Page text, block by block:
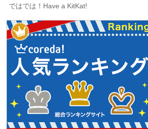
ではでは！Have a KitKat!